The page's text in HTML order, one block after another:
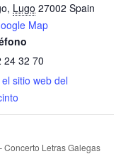
, Lugo 27002 Spain
Map
24 32 70
sitio web del
Concerto Letras Galegas